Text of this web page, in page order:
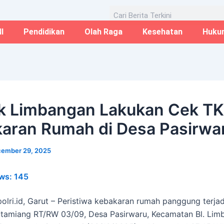
Pendidikan Olah Raga Kesehatan
Limbangan Lakukan Cek
Rumah di Desa
29, 2025
145
Garut – Peristiwa kebakaran rumah panggung
RT/RW 03/09, Desa Pasirwaru, Kecamatan Bl.